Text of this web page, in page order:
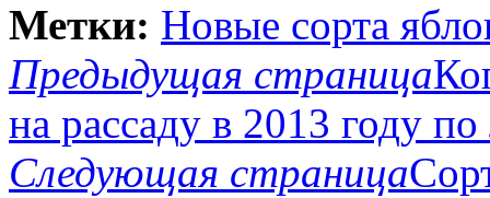
Метки: Новые сорта
Предыдущая страница
на рассаду в 2013 году
Следующая страница